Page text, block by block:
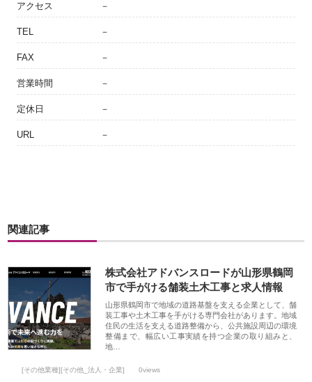
アクセス －
TEL －
FAX －
営業時間 －
定休日 －
URL －
関連記事
株式会社アドバンスロードが山形県鶴岡
市で手がける舗装土木工事と求人情報
山形県鶴岡市で地域の道路基盤を支える企業として、舗
装工事や土木工事を手がける専門会社があります。地域
住民の生活を支える道路整備から、公共施設周辺の環境
整備まで、幅広い工事実績を持つ企業の取り組みと、
地…
[その他業種][その他_法人・企業] 0views